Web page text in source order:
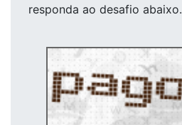
responda ao desafio abaixo.